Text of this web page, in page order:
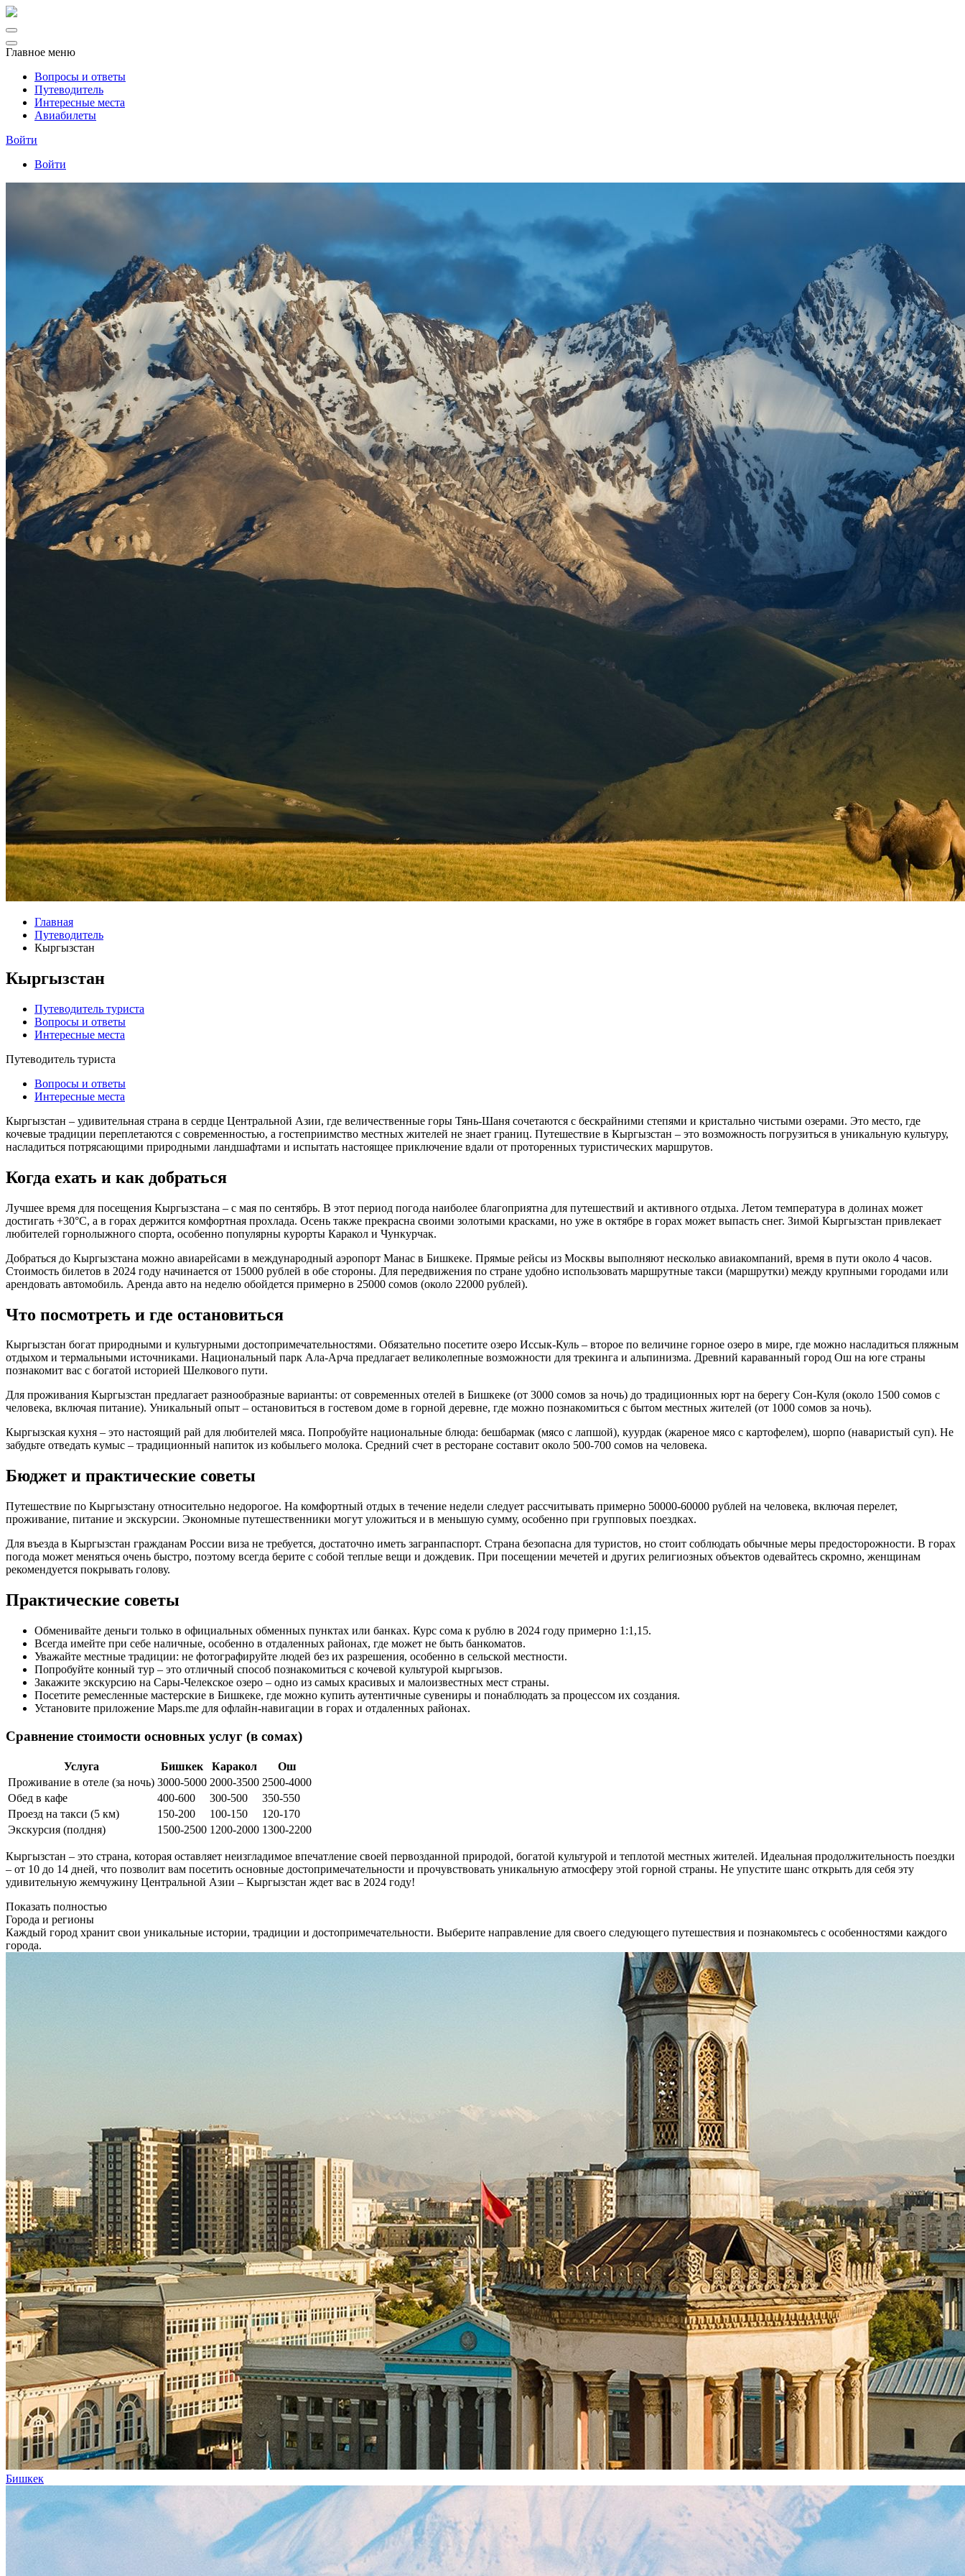
Главное меню
Вопросы и ответы
Путеводитель
Интересные места
Авиабилеты
Войти
Войти
Главная
Путеводитель
Кыргызстан
Кыргызстан
Путеводитель туриста
Вопросы и ответы
Интересные места
Путеводитель туриста
Вопросы и ответы
Интересные места
Кыргызстан – удивительная страна в сердце Центральной Азии, где величественные горы Тянь-Шаня сочетаются с бескрайними степями и кристально чистыми озерами. Это место, где
кочевые традиции переплетаются с современностью, а гостеприимство местных жителей не знает границ. Путешествие в Кыргызстан – это возможность погрузиться в уникальную культуру,
насладиться потрясающими природными ландшафтами и испытать настоящее приключение вдали от проторенных туристических маршрутов.
Когда ехать и как добраться
Лучшее время для посещения Кыргызстана – с мая по сентябрь. В этот период погода наиболее благоприятна для путешествий и активного отдыха. Летом температура в долинах может
достигать +30°C, а в горах держится комфортная прохлада. Осень также прекрасна своими золотыми красками, но уже в октябре в горах может выпасть снег. Зимой Кыргызстан привлекает
любителей горнолыжного спорта, особенно популярны курорты Каракол и Чункурчак.
Добраться до Кыргызстана можно авиарейсами в международный аэропорт Манас в Бишкеке. Прямые рейсы из Москвы выполняют несколько авиакомпаний, время в пути около 4 часов.
Стоимость билетов в 2024 году начинается от 15000 рублей в обе стороны. Для передвижения по стране удобно использовать маршрутные такси (маршрутки) между крупными городами или
арендовать автомобиль. Аренда авто на неделю обойдется примерно в 25000 сомов (около 22000 рублей).
Что посмотреть и где остановиться
Кыргызстан богат природными и культурными достопримечательностями. Обязательно посетите озеро Иссык-Куль – второе по величине горное озеро в мире, где можно насладиться пляжным
отдыхом и термальными источниками. Национальный парк Ала-Арча предлагает великолепные возможности для трекинга и альпинизма. Древний караванный город Ош на юге страны
познакомит вас с богатой историей Шелкового пути.
Для проживания Кыргызстан предлагает разнообразные варианты: от современных отелей в Бишкеке (от 3000 сомов за ночь) до традиционных юрт на берегу Сон-Куля (около 1500 сомов с
человека, включая питание). Уникальный опыт – остановиться в гостевом доме в горной деревне, где можно познакомиться с бытом местных жителей (от 1000 сомов за ночь).
Кыргызская кухня – это настоящий рай для любителей мяса. Попробуйте национальные блюда: бешбармак (мясо с лапшой), куурдак (жареное мясо с картофелем), шорпо (наваристый суп). Не
забудьте отведать кумыс – традиционный напиток из кобыльего молока. Средний счет в ресторане составит около 500-700 сомов на человека.
Бюджет и практические советы
Путешествие по Кыргызстану относительно недорогое. На комфортный отдых в течение недели следует рассчитывать примерно 50000-60000 рублей на человека, включая перелет,
проживание, питание и экскурсии. Экономные путешественники могут уложиться и в меньшую сумму, особенно при групповых поездках.
Для въезда в Кыргызстан гражданам России виза не требуется, достаточно иметь загранпаспорт. Страна безопасна для туристов, но стоит соблюдать обычные меры предосторожности. В горах
погода может меняться очень быстро, поэтому всегда берите с собой теплые вещи и дождевик. При посещении мечетей и других религиозных объектов одевайтесь скромно, женщинам
рекомендуется покрывать голову.
Практические советы
Обменивайте деньги только в официальных обменных пунктах или банках. Курс сома к рублю в 2024 году примерно 1:1,15.
Всегда имейте при себе наличные, особенно в отдаленных районах, где может не быть банкоматов.
Уважайте местные традиции: не фотографируйте людей без их разрешения, особенно в сельской местности.
Попробуйте конный тур – это отличный способ познакомиться с кочевой культурой кыргызов.
Закажите экскурсию на Сары-Челекское озеро – одно из самых красивых и малоизвестных мест страны.
Посетите ремесленные мастерские в Бишкеке, где можно купить аутентичные сувениры и понаблюдать за процессом их создания.
Установите приложение Maps.me для офлайн-навигации в горах и отдаленных районах.
Сравнение стоимости основных услуг (в сомах)
Услуга Бишкек Каракол
Ош
Проживание в отеле (за ночь) 3000-5000 2000-3500 2500-4000
Обед в кафе
400-600 300-500
350-550
Проезд на такси (5 км)
150-200 100-150
120-170
Экскурсия (полдня)
1500-2500 1200-2000 1300-2200
Кыргызстан – это страна, которая оставляет неизгладимое впечатление своей первозданной природой, богатой культурой и теплотой местных жителей. Идеальная продолжительность поездки
– от 10 до 14 дней, что позволит вам посетить основные достопримечательности и прочувствовать уникальную атмосферу этой горной страны. Не упустите шанс открыть для себя эту
удивительную жемчужину Центральной Азии – Кыргызстан ждет вас в 2024 году!
Показать полностью
Города и регионы
Каждый город хранит свои уникальные истории, традиции и достопримечательности. Выберите направление для своего следующего путешествия и познакомьтесь с особенностями каждого
города.
Бишкек